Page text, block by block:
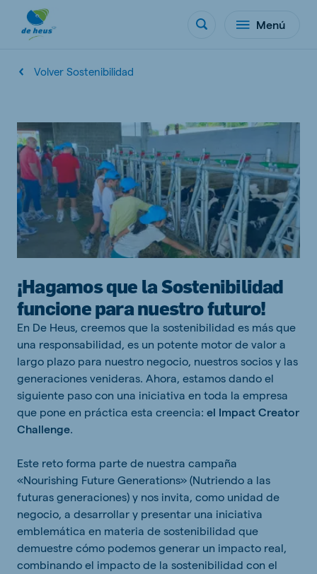
Menú
Volver Sostenibilidad
¡Hagamos que la Sostenibilidad
funcione para nuestro futuro!
En De Heus, creemos que la sostenibilidad es más que
una responsabilidad, es un potente motor de valor a
largo plazo para nuestro negocio, nuestros socios y las
generaciones venideras. Ahora, estamos dando el
siguiente paso con una iniciativa en toda la empresa
que pone en práctica esta creencia: el Impact Creator
Challenge.
Este reto forma parte de nuestra campaña
«Nourishing Future Generations» (Nutriendo a las
futuras generaciones) y nos invita, como unidad de
negocio, a desarrollar y presentar una iniciativa
emblemática en materia de sostenibilidad que
demuestre cómo podemos generar un impacto real,
combinando el impacto de la sostenibilidad con el